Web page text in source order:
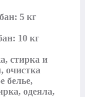
5 кг
10 кг
стирка и
очистка
белье,
одеяла,